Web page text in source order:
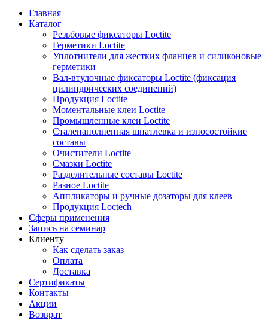
Главная
Каталог
Резьбовые фиксаторы Loctite
Герметики Loctite
Уплотнители для жестких фланцев и силиконовые
герметики
Вал-втулочные фиксаторы Loctite (фиксация
цилиндрических соединений)
Продукция Loctite
Моментальные клеи Loctite
Промышленные клеи Loctite
Сталенаполненная шпатлевка и износостойкие
составы
Очистители Loctite
Смазки Loctite
Разделительные составы Loctite
Разное Loctite
Аппликаторы и ручные дозаторы для клеев
Продукция Loctech
Сферы применения
Запись на семинар
Клиенту
Как сделать заказ
Оплата
Доставка
Сертификаты
Контакты
Акции
Возврат